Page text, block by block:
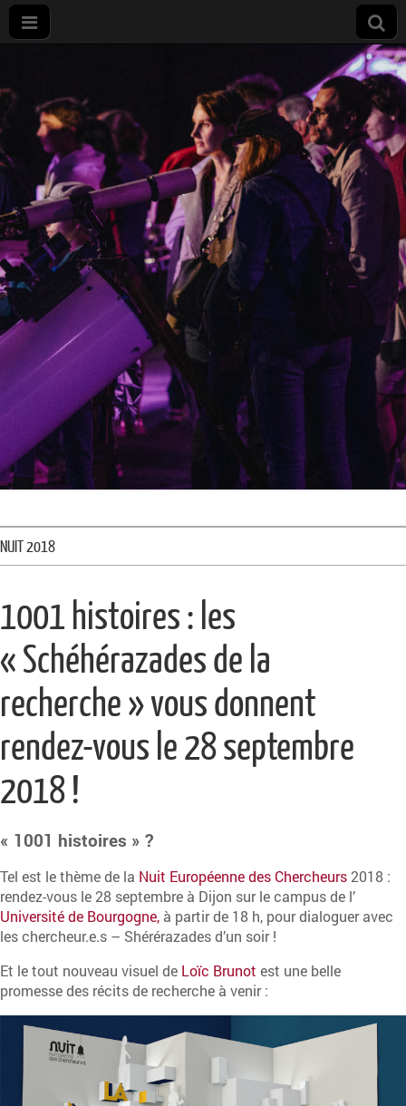
Nuit
européenne
des
chercheurs
à Dijon
NUIT 2018
1001 histoires : les
« Schéhérazades de la
recherche » vous donnent
rendez-vous le 28 septembre
2018 !
« 1001 histoires » ?
Tel est le thème de la Nuit Européenne des Chercheurs 2018 :
rendez-vous le 28 septembre à Dijon sur le campus de l’
Université de Bourgogne, à partir de 18 h, pour dialoguer avec
les chercheur.e.s – Shérérazades d’un soir !
Et le tout nouveau visuel de Loïc Brunot est une belle
promesse des récits de recherche à venir :